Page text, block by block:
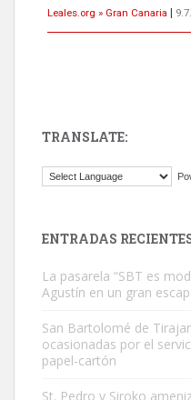
Leales.org » Gran Canaria
Este gato macho ha
Adopción urgente
Busco adopción responsable
TRANSLATE:
ENTRADAS
La pasarela “SBT es
Agustín en un gran
San Bartolomé de
ocasionadas por el
papel-cartón
St. Pedro y Siroko